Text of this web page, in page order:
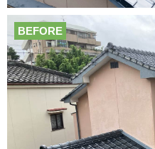
BEFORE